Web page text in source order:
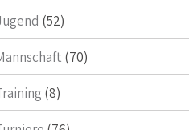
(52)
(70)
(8)